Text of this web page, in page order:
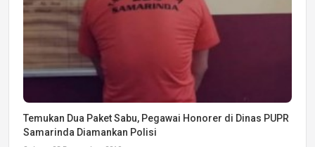
Temukan Dua Paket Sabu, Pegawai Honorer di Dinas PUPR
Samarinda Diamankan Polisi